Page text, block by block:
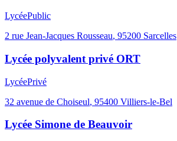
LycéePublic
2 rue Jean-Jacques Rousseau, 95200 Sarcelles
Lycée polyvalent privé ORT
LycéePrivé
32 avenue de Choiseul, 95400 Villiers-le-Bel
Lycée Simone de Beauvoir